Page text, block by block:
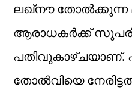
ലഖ്‌നൗ തോല്‍ക്കുന്ന
ആരാധകര്‍ക്ക്
പതിവുകാഴ്ചയാണ്.
തോല്‍വിയെ